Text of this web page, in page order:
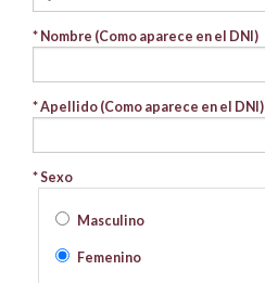
* Nombre (Como aparece en el DNI)
* Apellido (Como aparece en el DNI)
* Sexo
Masculino
Femenino